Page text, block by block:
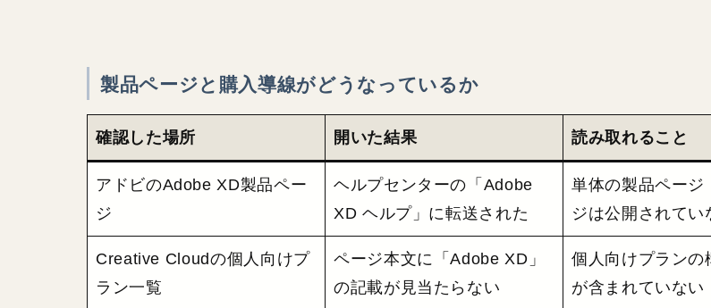
製品ページと購入導線がどうなっているか
確認した場所 開いた結果 読み取れること
アドビのAdobe XD製品ペー
ジ
ヘルプセンターの「Adobe
XD ヘルプ」に転送された
単体の製品ページ
ジは公開されてい
Creative Cloudの個人向けプ
ラン一覧
ページ本文に「Adobe XD」
の記載が見当たらない
個人向けプランの
が含まれていない